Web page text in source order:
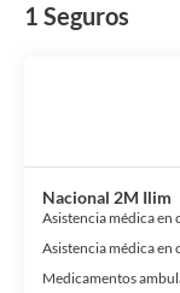
1 Seguros
Nacional 2M Ilim
Asistencia médica en
Asistencia médica en
Medicamentos